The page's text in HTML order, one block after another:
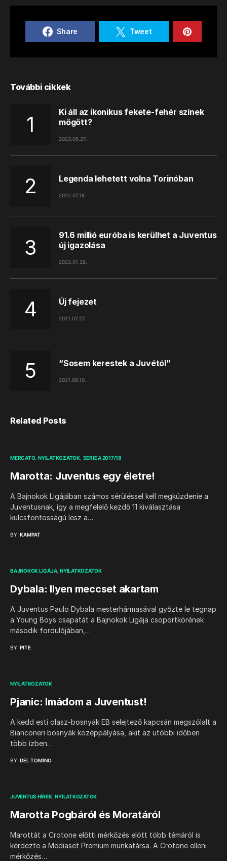
Share Tweet
További cikkek
Ki áll az ikonikus fekete-fehér színek
mögött?
2023.05.27.
Legenda lehetett volna Torinóban
2022.07.18.
91.6 millió euróba is kerülhet a Juventus
új igazolása
2022.01.28.
Új fejezet
2021.07.27.
“Sosem kerestek a Juvétól”
2021.06.10.
Related Posts
MERCATO NYILATKOZATOK SERIE A 2017/18
Marotta: Juventus egy életre!
A Bajnokok Ligájában számos sérüléssel kell megküzdenie a
Juventusnak, így a megfelelő kezdő 11 kiválasztása
kulcsfontosságú lesz a…
BY KAMPAT
BAJNOKOK LIGÁJA NYILATKOZATOK
Dybala: Ilyen meccset akartam
A Juventus Paulo Dybala mesterhármasával győzte le tegnap
a Young Boys csapatát a Bajnokok Ligája csoportkörének
második fordulójában,…
BY PITE
NYILATKOZATOK
Pjanic: Imádom a Juventust!
A kedd esti olasz-bosnyák EB selejtező kapcsán megszólalt a
Bianconeri bosnyák középpályása, akit az utóbbi időben
több ízben…
BY DEL TOMINO
JUVENTUS HÍREK NYILATKOZATOK
Marotta Pogbáról és Moratáról
Marottát a Crotone előtti mérkőzés elött több témáról is
kérdezte a Mediaset Premium munkatársa. A Crotone elleni
mérkőzés…